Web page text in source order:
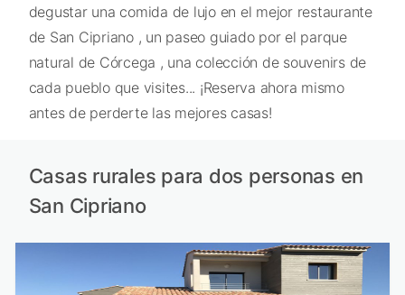
degustar una comida de lujo en el mejor restaurante
de San Cipriano , un paseo guiado por el parque
natural de Córcega , una colección de souvenirs de
cada pueblo que visites... ¡Reserva ahora mismo
antes de perderte las mejores casas!
Casas rurales para dos personas en
San Cipriano